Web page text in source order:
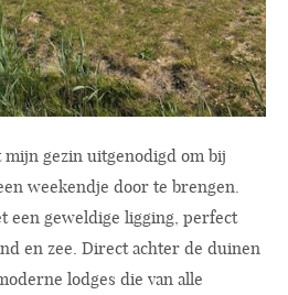
mijn gezin uitgenodigd om bij
weekendje door te brengen.
een geweldige ligging, perfect
en zee. Direct achter de duinen
lodges die van alle